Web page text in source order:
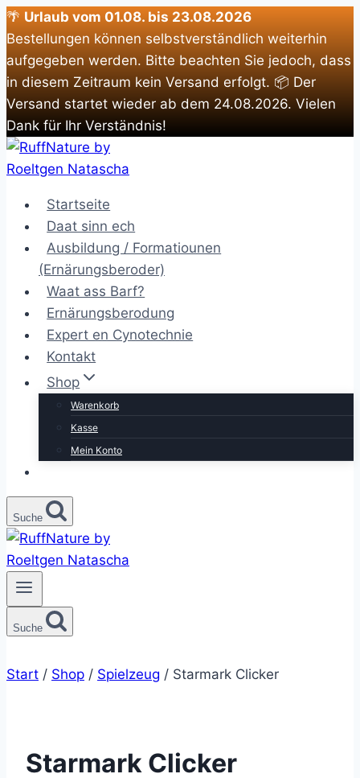
🌴 Urlaub vom 01.08. bis 23.08.2026
Bestellungen können selbstverständlich weiterhin
aufgegeben werden. Bitte beachten Sie jedoch, dass
in diesem Zeitraum kein Versand erfolgt. 📦 Der
Versand startet wieder ab dem 24.08.2026. Vielen
Dank für Ihr Verständnis!
Zum
Inhalt
Startseite
Daat sinn ech
Ausbildung / Formatiounen
(Ernärungsberoder)
Waat ass Barf?
Ernärungsberodung
Expert en Cynotechnie
Kontakt
Shop
Warenkorb
Kasse
Mein Konto
Suche
Suche
Start / Shop / Spielzeug / Starmark Clicker
Starmark Clicker